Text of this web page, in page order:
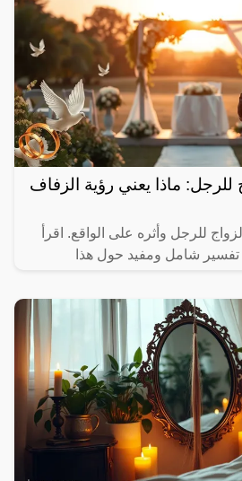
للرجل: ماذا يعني رؤية الزفاف
للرجل وأثره على الواقع. اقرأ
شامل ومفيد حول هذا